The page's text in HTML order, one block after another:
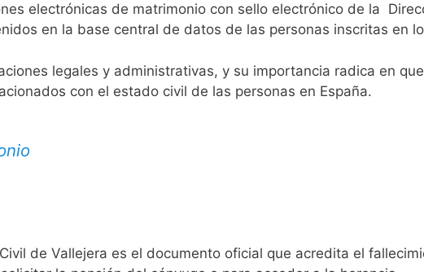
electrónicas de matrimonio con sello electrónico de la
en la base central de datos de las personas inscritas en
legales y administrativas, y su importancia radica en
con el estado civil de las personas en España.
de Vallejera es el documento oficial que acredita el